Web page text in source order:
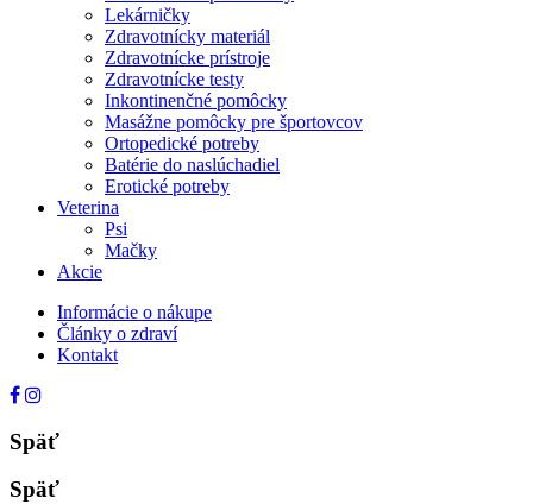
Lekárničky
Zdravotnícky materiál
Zdravotnícke prístroje
Zdravotnícke testy
Inkontinenčné pomôcky
Masážne pomôcky pre športovcov
Ortopedické potreby
Batérie do naslúchadiel
Erotické potreby
Veterina
Psi
Mačky
Akcie
Informácie o nákupe
Články o zdraví
Kontakt
Späť
Späť